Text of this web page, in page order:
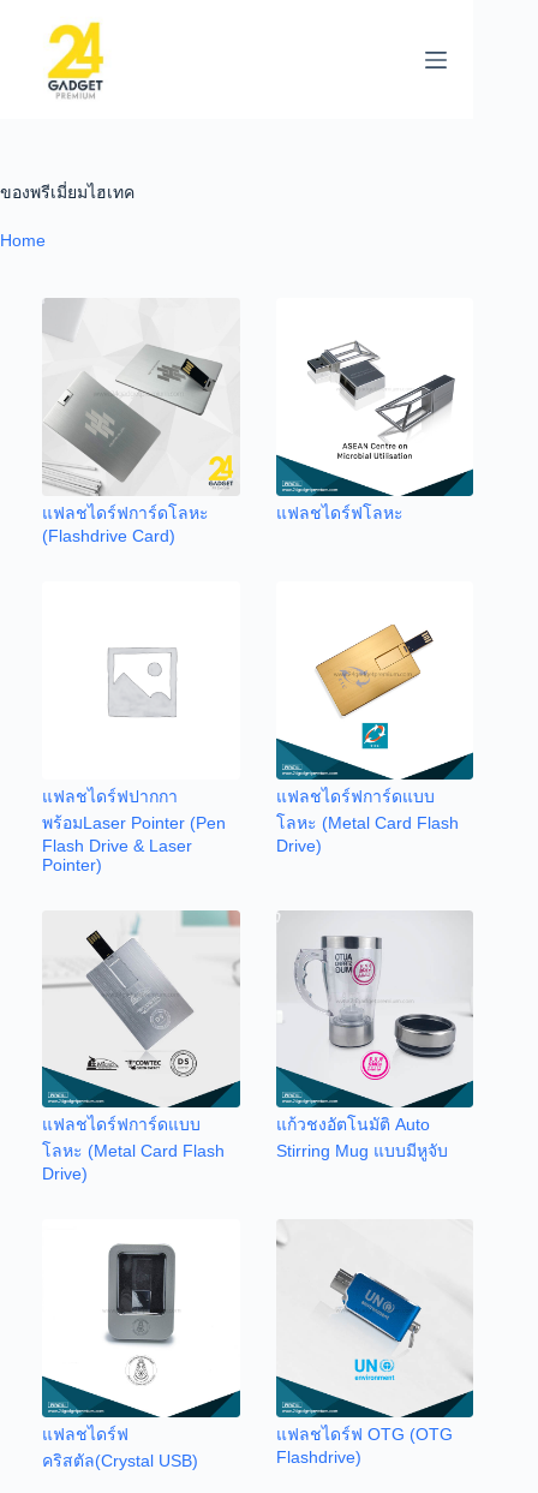
ของพรีเมี่ยมไฮเทค
Home
แฟลชไดร์ฟการ์ดโลหะ
(Flashdrive Card)
แฟลชไดร์ฟโลหะ
แฟลชไดร์ฟปากกา
พร้อมLaser Pointer (Pen
Flash Drive & Laser
Pointer)
แฟลชไดร์ฟการ์ดแบบ
โลหะ (Metal Card Flash
Drive)
แฟลชไดร์ฟการ์ดแบบ
โลหะ (Metal Card Flash
Drive)
แก้วชงอัตโนมัติ Auto
Stirring Mug แบบมีหูจับ
แฟลชไดร์ฟ
คริสตัล(Crystal USB)
แฟลชไดร์ฟ OTG (OTG
Flashdrive)